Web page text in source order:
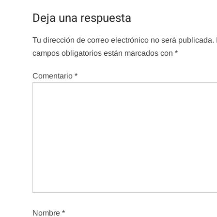
entradas
Deja una respuesta
Tu dirección de correo electrónico no será publicada.
campos obligatorios están marcados con*
Comentario*
Nombre*